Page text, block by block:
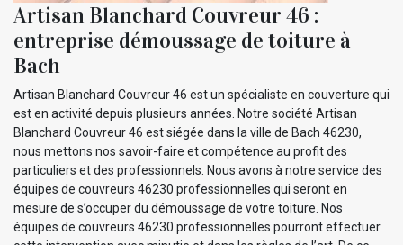
Artisan Blanchard Couvreur 46 :
entreprise démoussage de toiture à
Bach
Artisan Blanchard Couvreur 46 est un spécialiste en couverture qui
est en activité depuis plusieurs années. Notre société Artisan
Blanchard Couvreur 46 est siégée dans la ville de Bach 46230,
nous mettons nos savoir-faire et compétence au profit des
particuliers et des professionnels. Nous avons à notre service des
équipes de couvreurs 46230 professionnelles qui seront en
mesure de s’occuper du démoussage de votre toiture. Nos
équipes de couvreurs 46230 professionnelles pourront effectuer